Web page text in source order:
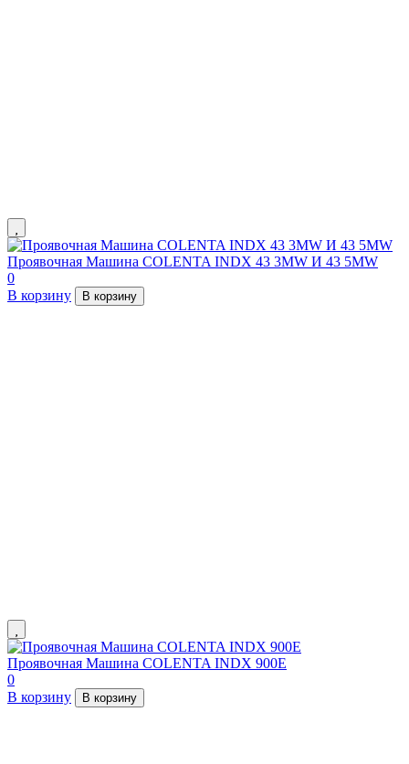
Проявочная Машина COLENTA INDX 43 3MW И 43 5MW
0
В корзину
В корзину
Проявочная Машина COLENTA INDX 900E
0
В корзину
В корзину